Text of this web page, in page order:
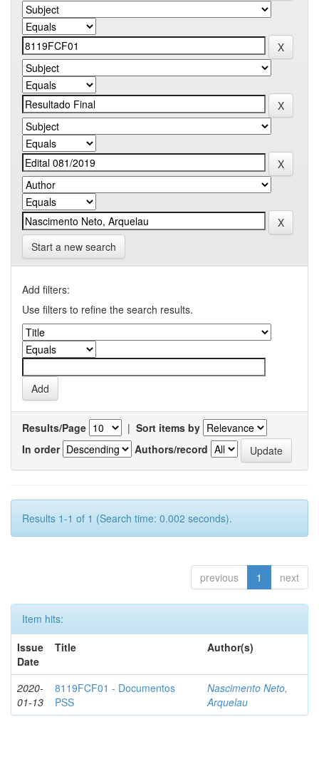
Start a new search
Add filters:
Use filters to refine the search results.
Results/Page | Sort items by
In order
Authors/record
Results 1-1 of 1 (Search time: 0.002 seconds).
previous 1 next
Item hits:
Issue
Date
Title Author(s)
2020-
01-13
8119FCF01 - Documentos
PSS
Nascimento Neto,
Arquelau